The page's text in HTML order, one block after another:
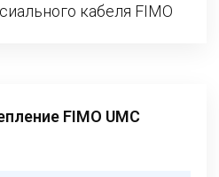
кабеля FIMO
FIMO UMC